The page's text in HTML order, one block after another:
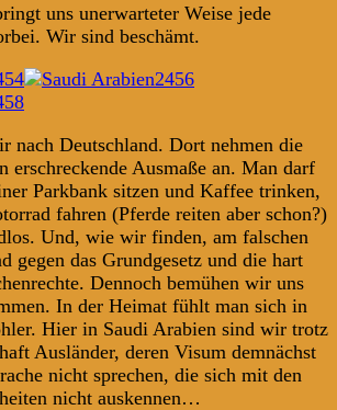
uns unerwarteter Weise jede
Wir sind beschämt.
nach Deutschland. Dort nehmen die
erschreckende Ausmaße an. Man darf
Parkbank sitzen und Kaffee trinken,
fahren (Pferde reiten aber schon?)
Und, wie wir finden, am falschen
gegen das Grundgesetz und die hart
Dennoch bemühen wir uns
In der Heimat fühlt man sich in
Hier in Saudi Arabien sind wir trotz
Ausländer, deren Visum demnächst
nicht sprechen, die sich mit den
nicht auskennen…